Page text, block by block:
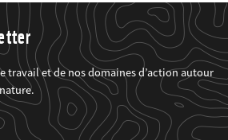
travail et de nos domaines d’action autour